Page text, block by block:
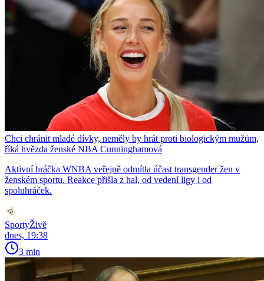
Chci chránit mladé dívky, neměly by hrát proti biologickým mužům,
říká hvězda ženské NBA Cunninghamová
Aktivní hráčka WNBA veřejně odmítla účast transgender žen v
ženském sportu. Reakce přišla z hal, od vedení ligy i od
spoluhráček.
SportyŽivě
dnes, 19:38
3 min